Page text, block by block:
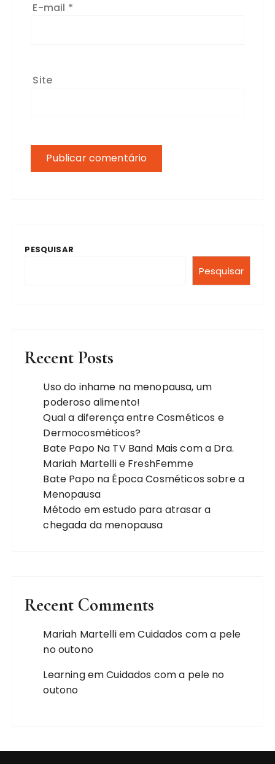
E-mail *
Site
PESQUISAR
Pesquisar
Recent Posts
Uso do inhame na menopausa, um
poderoso alimento!
Qual a diferença entre Cosméticos e
Dermocosméticos?
Bate Papo Na TV Band Mais com a Dra.
Mariah Martelli e FreshFemme
Bate Papo na Época Cosméticos sobre a
Menopausa
Método em estudo para atrasar a
chegada da menopausa
Recent Comments
Mariah MartelliemCuidados com a pele
no outono
LearningemCuidados com a pele no
outono